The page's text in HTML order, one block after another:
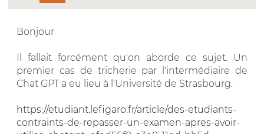
Bonjour
Il fallait forcément qu'on aborde ce sujet. Un
premier cas de tricherie par l'intermédiaire de
Chat GPT a eu lieu à l'Université de Strasbourg.
https://etudiant.lefigaro.fr/article/des-etudiants-
contraints-de-repasser-un-examen-apres-avoir-